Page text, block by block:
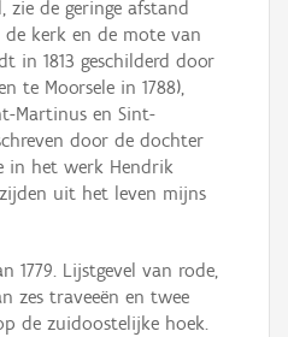
zie de geringe afstand
de kerk en de mote van
in 1813 geschilderd door
te Moorsele in 1788),
Martinus en Sint-
door de dochter
in het werk Hendrik
uit het leven mijns
1779. Lijstgevel van rode,
zes traveeën en twee
de zuidoostelijke hoek.